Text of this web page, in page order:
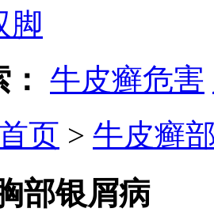
脚
牛皮癣危害
页 > 牛皮癣
部银屑病